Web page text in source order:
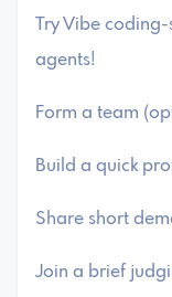
​Try Vibe
agents!
​Form a team
​Build a quick
​Share short
​Join a brief